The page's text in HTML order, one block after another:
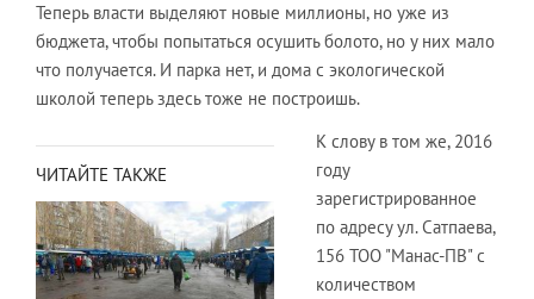
Теперь власти выделяют новые миллионы, но уже из
бюджета, чтобы попытаться осушить болото, но у них мало
что получается. И парка нет, и дома с экологической
школой теперь здесь тоже не построишь.
ЧИТАЙТЕ ТАКЖЕ
К слову в том же, 2016
году
зарегистрированное
по адресу ул. Сатпаева,
156 ТОО "Манас-ПВ" с
количеством